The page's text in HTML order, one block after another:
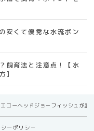
安くて優秀な水流ポン
飼育法と注意点！【水
】
エローヘッドジョーフィッシュが産
ーポリシー